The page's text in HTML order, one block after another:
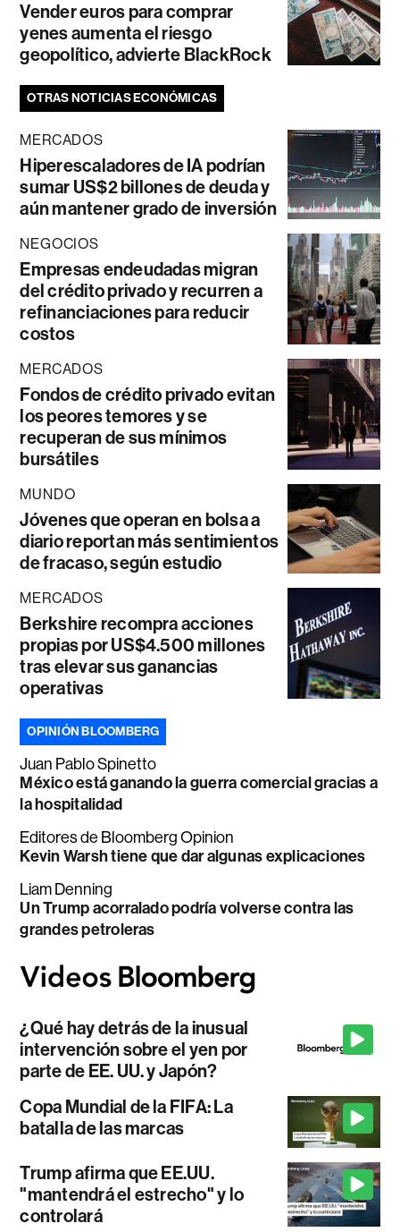
Vender euros para comprar
yenes aumenta el riesgo
geopolítico, advierte BlackRock
OTRAS NOTICIAS ECONÓMICAS
MERCADOS
Hiperescaladores de IA podrían
sumar US$2 billones de deuda y
aún mantener grado de inversión
NEGOCIOS
Empresas endeudadas migran
del crédito privado y recurren a
refinanciaciones para reducir
costos
MERCADOS
Fondos de crédito privado evitan
los peores temores y se
recuperan de sus mínimos
bursátiles
MUNDO
Jóvenes que operan en bolsa a
diario reportan más sentimientos
de fracaso, según estudio
MERCADOS
Berkshire recompra acciones
propias por US$4.500 millones
tras elevar sus ganancias
operativas
OPINIÓN BLOOMBERG
Juan Pablo Spinetto
México está ganando la guerra comercial gracias a
la hospitalidad
Editores de Bloomberg Opinion
Kevin Warsh tiene que dar algunas explicaciones
Liam Denning
Un Trump acorralado podría volverse contra las
grandes petroleras
¿Qué hay detrás de la inusual
intervención sobre el yen por
parte de EE. UU. y Japón?
Copa Mundial de la FIFA: La
batalla de las marcas
Trump afirma que EE.UU.
"mantendrá el estrecho" y lo
controlará